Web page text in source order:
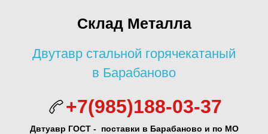
Склад Металла
Двутавр стальной горячекатаный
в Барабаново
+7(985)188-03-37
Двтуавр ГОСТ - поставки в Барабаново и по МО